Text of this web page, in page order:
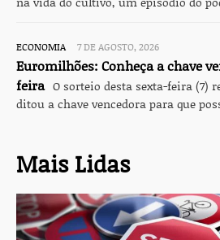
ECONOMIA 7 DE AGOSTO, 2026
Euromilhões: Conheça a chave
feira O sorteio desta sexta-feira (7)
ditou a chave vencedora para que
Mais Lidas